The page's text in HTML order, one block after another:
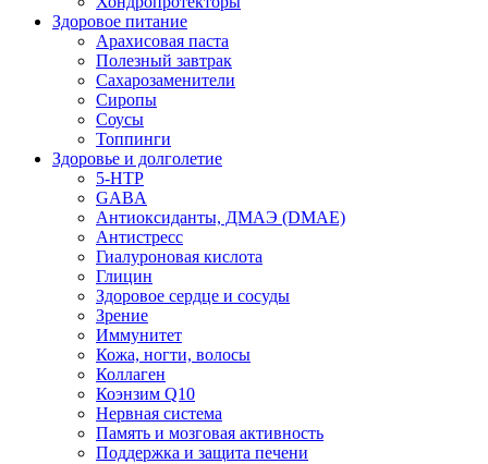
Здоровое питание
Арахисовая паста
Полезный завтрак
Сахарозаменители
Сиропы
Соусы
Топпинги
Здоровье и долголетие
5-HTP
GABA
Антиоксиданты, ДМАЭ (DMAE)
Антистресс
Гиалуроновая кислота
Глицин
Здоровое сердце и сосуды
Зрение
Иммунитет
Кожа, ногти, волосы
Коллаген
Коэнзим Q10
Нервная система
Память и мозговая активность
Поддержка и защита печени